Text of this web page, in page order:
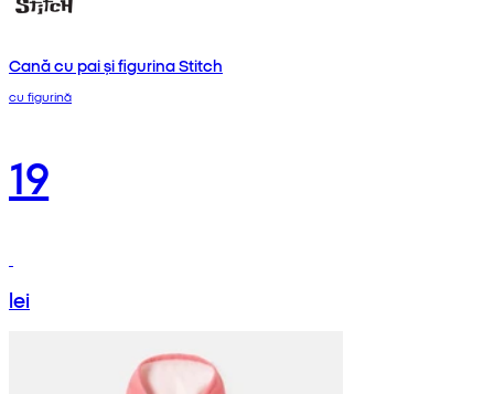
Cană cu pai și figurina Stitch
cu figurină
19
lei